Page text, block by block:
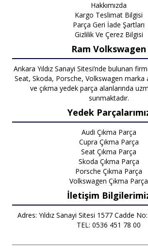
Hakkımızda
Kargo Teslimat Bilgisi
Parça Geri İade Şartları
Gizlilik Ve Çerez Bilgisi
Ram Volkswagen
Ankara Yıldız Sanayi Sitesi’nde bulunan
Seat, Skoda, Porsche, Volkswagen marka
ve çıkma yedek parça alanlarında
sunmaktadır.
Yedek
Audi Çıkma Parça
Cupra Çıkma Parça
Seat Çıkma Parça
Skoda Çıkma Parça
Porsche Çıkma Parça
Volkswagen Çıkma Parça
İletişim
Adres: Yıldız Sanayi Sitesi 1577 Cadde
TEL: 0536 451 78 00